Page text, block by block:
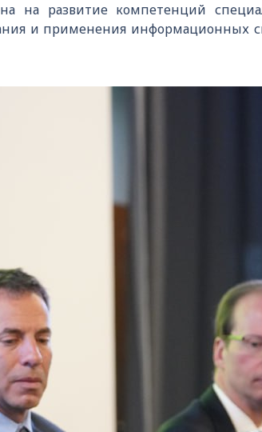
на развитие компетенций
и применения информационных